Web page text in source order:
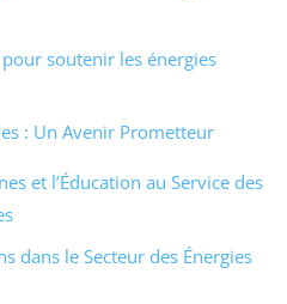
soutenir les énergies
: Un Avenir Prometteur
et l’Éducation au Service des
dans le Secteur des Énergies